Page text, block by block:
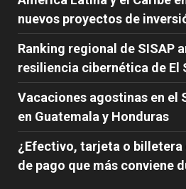
nuevos proyectos de
Ranking regional de SISAP
resiliencia cibernética de El
Vacaciones agostinas en el
en Guatemala y Honduras
¿Efectivo, tarjeta o
de pago que más conviene